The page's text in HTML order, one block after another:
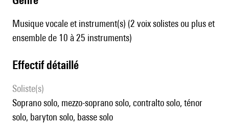
Musique vocale et instrument(s) (2 voix solistes ou plus et
ensemble de 10 à 25 instruments)
effectif détaillé
Soliste(s)
soprano solo, mezzo-soprano solo, contralto solo, ténor
solo, baryton solo, basse solo